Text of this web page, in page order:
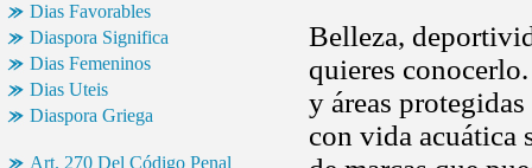
Dias Favorables
Diaspora Significa
Dias Femeninos
Dias Uteis
Diaspora Griega
Art. 270 Del Código Penal
Belleza,
quieres
y áreas
con vida acuática